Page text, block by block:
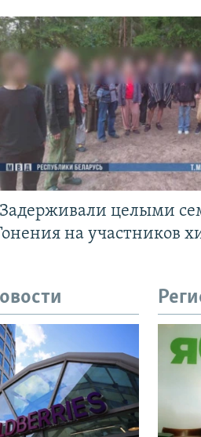
целыми
на участников